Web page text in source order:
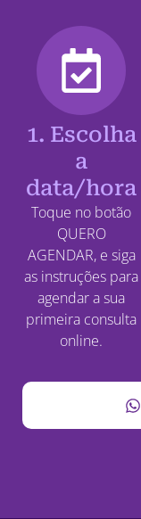
1. Escolha
a
data/hora
Toque no botão
QUERO
AGENDAR, e siga
as instruções para
agendar a sua
primeira consulta
online.